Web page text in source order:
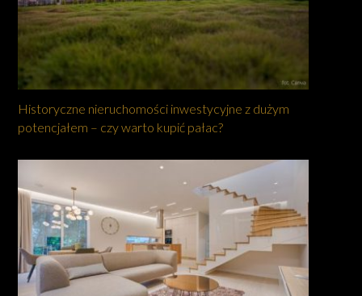
Historyczne nieruchomości inwestycyjne z dużym
potencjałem – czy warto kupić pałac?